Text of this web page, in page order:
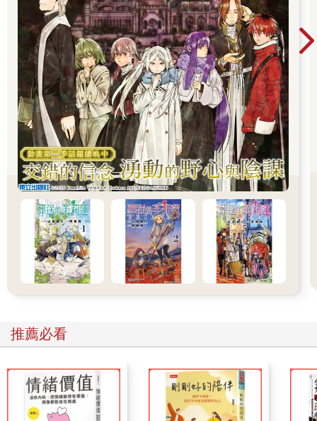
場趕過來的，怎麼可能不知道？自己還在搭牆的時候預留了一片
可以抽出來的活木，打算等結婚當天去現場觀摩下洞房，研究一
下NPC之間到底有沒有夫妻生活……
「知道就好說了！凱魯爾的新娘是我們修羅一族的死對頭種
族，而且還是公主的身分。凱魯爾婚禮當天，那一族的人肯定要
來大鬧一場，甚至是血洗婚禮現場，把喜事變喪事也不是不可能
的事情……」
接下來，這位NPC就講了一個俗套到讓雲千千想打呵欠的故
事。
在神魔大戰的時期中，有許多種族都被牽扯進了戰鬥中，這
些種族有的互為盟友，有的則是互為仇敵。而修羅族最大的死對
頭種族就是傳說中的亡靈一族。
故事就發生在兩族爭鬥的時候，主人公自然是修羅族的俊美
壯男凱魯爾以及亡靈一族的公主瑟琳娜。當年兩族爭鬥時，凱魯
爾因為其武力強大、勇猛善戰而任衝鋒將領一職；而亡靈一族的
一對狗男女在戰場相遇，初時是針鋒相對，結果打著打著，
幾次血戰交手，大家誰也奈何不了誰，到最後居然越打越惺惺相
惜；再接著，一個不小心就摩擦出了愛的火花……
雲千千聽得冷汗淋漓，抹了抹額頭問：「用哪裡摩擦的？」
推薦必看